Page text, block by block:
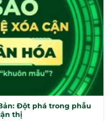
Đột phá trong phẫu
thị